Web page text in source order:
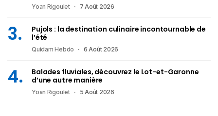
Yoan Rigoulet 7 Août 2026
Pujols : la destination culinaire incontournable de
l’été
Quidam Hebdo 6 Août 2026
Balades fluviales, découvrez le Lot-et-Garonne
d’une autre manière
Yoan Rigoulet 5 Août 2026